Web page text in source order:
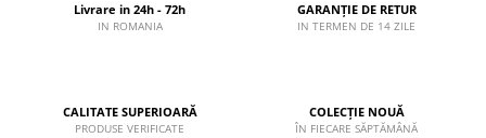
Livrare in 24h - 72h
IN ROMANIA
GARANȚIE DE RETUR
IN TERMEN DE 14 ZILE
CALITATE SUPERIOARĂ
PRODUSE VERIFICATE
COLECȚIE NOUĂ
ÎN FIECARE SĂPTĂMÂNĂ